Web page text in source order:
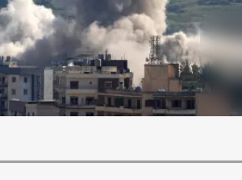
SOCIEDADE
FALECEU PAULA ALMEIDA,
JOVEM ENFERMEIRA NO
HOSPITAL DE VISEU
Julho 27, 2026 . 11:00